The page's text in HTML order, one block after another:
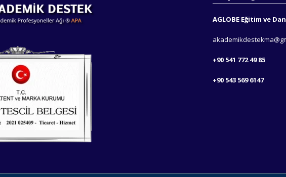
AGLOBE Eğitim ve
+90 541 772 49 85
+90 543 569 6147